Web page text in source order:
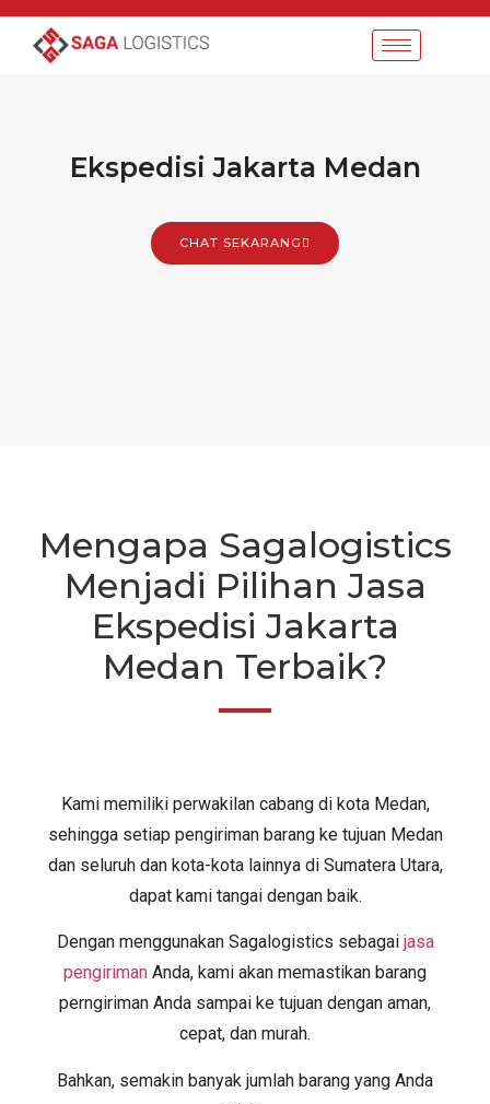
Ekspedisi Jakarta Medan
CHAT SEKARANG
Mengapa Sagalogistics
Menjadi Pilihan Jasa
Ekspedisi Jakarta
Medan Terbaik?
Kami memiliki perwakilan cabang di kota Medan,
sehingga setiap pengiriman barang ke tujuan Medan
dan seluruh dan kota-kota lainnya di Sumatera Utara,
dapat kami tangai dengan baik.
Dengan menggunakan Sagalogistics sebagai jasa
pengiriman Anda, kami akan memastikan barang
perngiriman Anda sampai ke tujuan dengan aman,
cepat, dan murah.
Bahkan, semakin banyak jumlah barang yang Anda